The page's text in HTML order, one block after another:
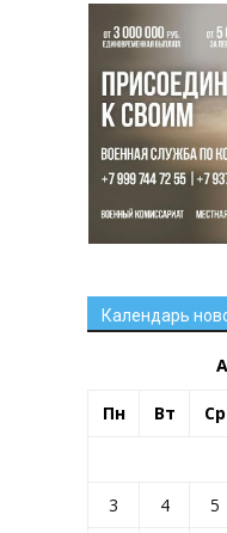
Календарь
Пн Вт Ср
3
4 5